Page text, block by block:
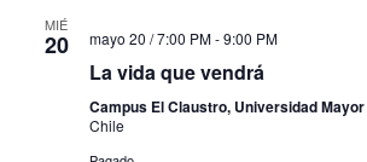
MIÉ
20 mayo 20 / 7:00 PM-9:00 PM
La vida que vendrá
Campus El Claustro, Universidad Mayor
Chile